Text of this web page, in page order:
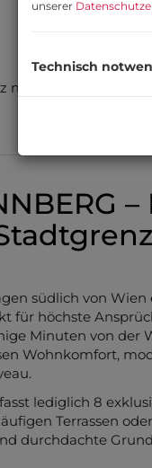
südlich von
für höchste
Minuten von der
Wohnkomfort,
lediglich 8
Terrassen
durchdachte
unserer
Technisch